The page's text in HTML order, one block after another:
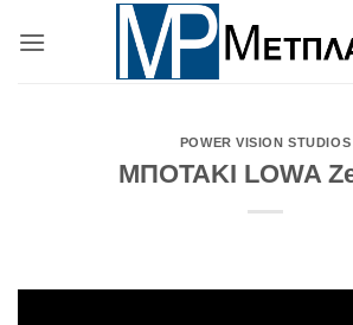
στο
POWER VISION STUDIOS
MΠΟΤΑΚΙ LOWA